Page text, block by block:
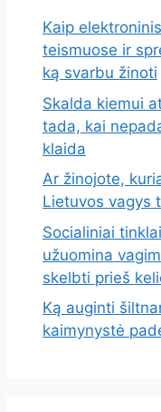
Kaip
teismuose ir
ką svarbu žinoti
Skalda kiemui
tada, kai
klaida
Ar žinojote,
Lietuvos vagys
Socialiniai
užuomina
skelbti prieš
Ką auginti
kaimynystė